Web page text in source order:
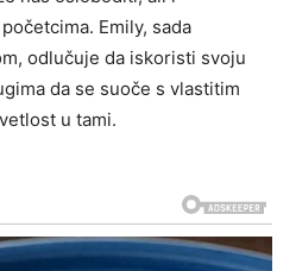
Emily, sada
odlučuje da iskoristi svoju
da se suoče s vlastitim
u tami.